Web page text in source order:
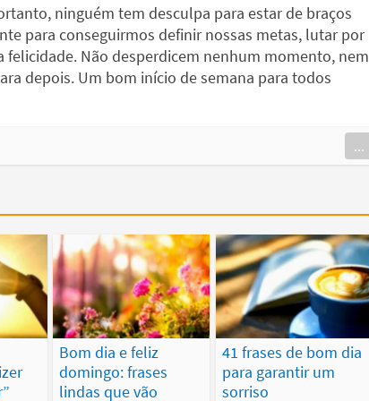
ninguém tem desculpa para estar de braços
para conseguirmos definir nossas metas, lutar por
felicidade. Não desperdicem nenhum momento, nem
depois. Um bom início de semana para todos
...
Bom dia e feliz
domingo: frases
lindas que vão
41 frases de bom dia
para garantir um
sorriso